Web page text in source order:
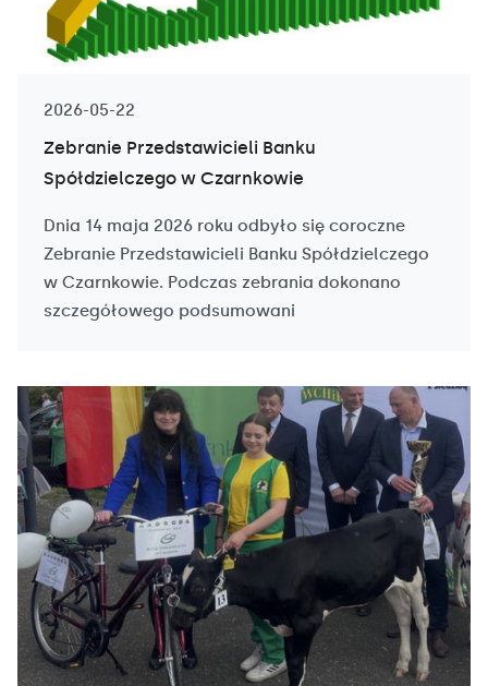
2026-05-22
Zebranie Przedstawicieli Banku
Spółdzielczego w Czarnkowie
Dnia 14 maja 2026 roku odbyło się coroczne
Zebranie Przedstawicieli Banku Spółdzielczego
w Czarnkowie. Podczas zebrania dokonano
szczegółowego podsumowani